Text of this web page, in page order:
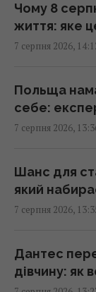
13:51 п'ятниця, 07
13:31 п'ятниця, 07
13:30 п'ятниця, 07
13:30 п'ятниця, 07
Чому 8
життя: яке
7 серпня 2026,
Польща
себе:
7 серпня 2026,
Шанс для
який
7 серпня 2026,
Дантес
дівчину: як